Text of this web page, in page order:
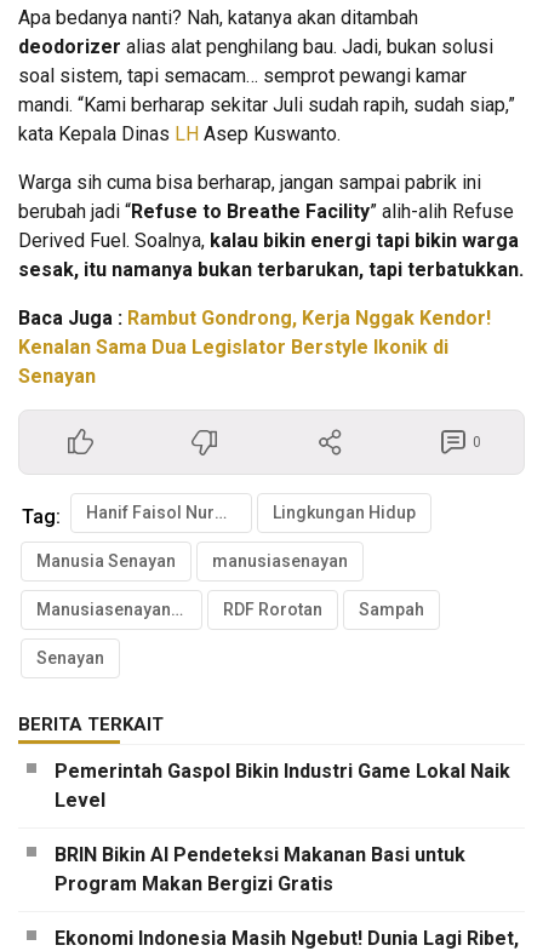
Apa bedanya nanti? Nah, katanya akan ditambah
deodorizer alias alat penghilang bau. Jadi, bukan solusi
soal sistem, tapi semacam… semprot pewangi kamar
mandi. “Kami berharap sekitar Juli sudah rapih, sudah siap,”
kata Kepala Dinas LH Asep Kuswanto.
Warga sih cuma bisa berharap, jangan sampai pabrik ini
berubah jadi “Refuse to Breathe Facility” alih-alih Refuse
Derived Fuel. Soalnya, kalau bikin energi tapi bikin warga
sesak, itu namanya bukan terbarukan, tapi terbatukkan.
Baca Juga : Rambut Gondrong, Kerja Nggak Kendor!
Kenalan Sama Dua Legislator Berstyle Ikonik di
Senayan
0
Tag: Hanif Faisol Nurofiq Lingkungan Hidup
Manusia Senayan manusiasenayan
Manusiasenayan.id RDF Rorotan Sampah
Senayan
BERITA TERKAIT
Pemerintah Gaspol Bikin Industri Game Lokal Naik
Level
BRIN Bikin AI Pendeteksi Makanan Basi untuk
Program Makan Bergizi Gratis
Ekonomi Indonesia Masih Ngebut! Dunia Lagi Ribet,